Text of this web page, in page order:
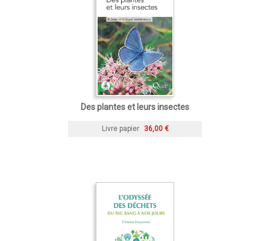
Des plantes et leurs insectes
Livre papier 36,00 €